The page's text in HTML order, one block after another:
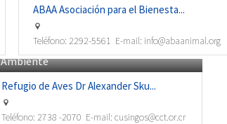
ABAA Asociación para el Bienesta...
Teléfono: 2292-5561 E-mail: info@abaanimal.org
Ambiente
Refugio de Aves Dr Alexander Sku...
Teléfono: 2738 -2070 E-mail: cusingos@cct.or.cr